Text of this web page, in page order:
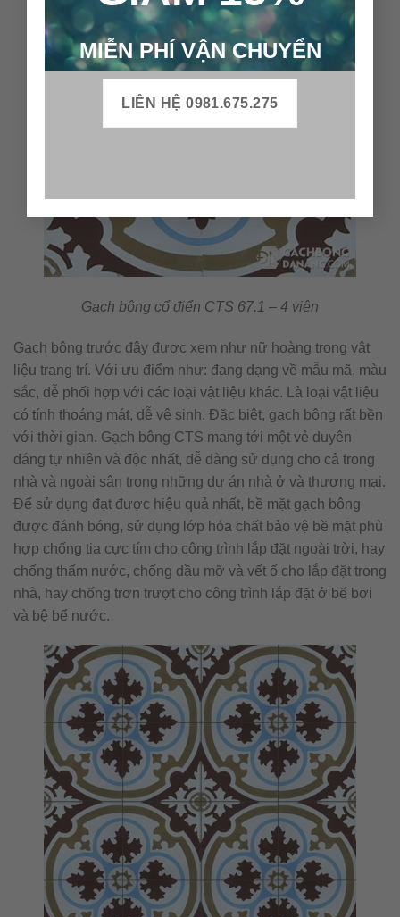
MIỄN PHÍ VẬN CHUYỂN
LIÊN HỆ 0981.675.275
Gạch bông cổ điển CTS 67.1 – 4 viên
Gạch bông trước đây được xem như nữ hoàng trong vật
liệu trang trí. Với ưu điểm như: đang dạng về mẫu mã, màu
sắc, dễ phối hợp với các loại vật liệu khác. Là loại vật liệu
có tính thoáng mát, dễ vệ sinh. Đặc biệt, gạch bông rất bền
với thời gian. Gạch bông CTS mang tới một vẻ duyên
dáng tự nhiên và độc nhất, dễ dàng sử dụng cho cả trong
nhà và ngoài sân trong những dự án nhà ở và thương mại.
Để sử dụng đạt được hiệu quả nhất, bề mặt gạch bông
được đánh bóng, sử dụng lớp hóa chất bảo vệ bề mặt phù
hợp chống tia cực tím cho công trình lắp đặt ngoài trời, hay
chống thấm nước, chống dầu mỡ và vết ố cho lắp đặt trong
nhà, hay chống trơn trượt cho công trình lắp đặt ở bể bơi
và bệ bể nước.